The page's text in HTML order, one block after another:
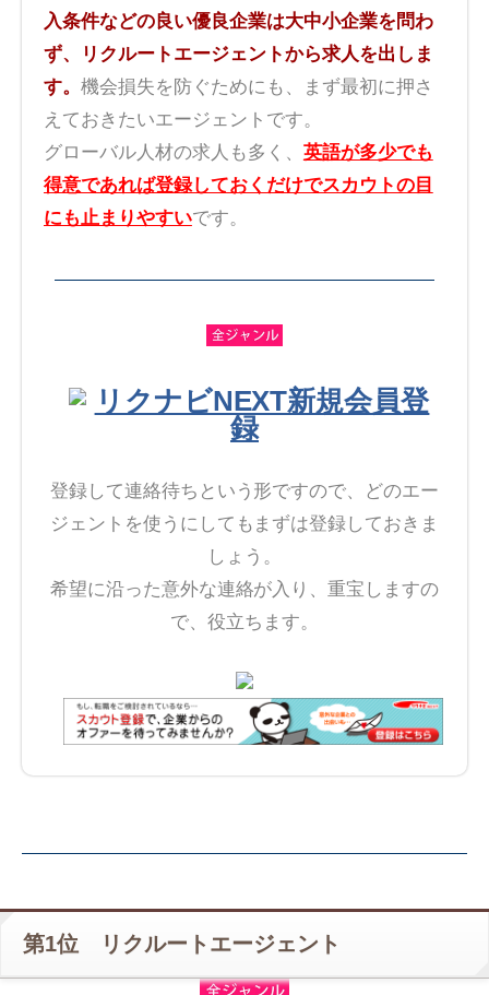
入条件などの良い優良企業は大中小企業を問わ
ず、リクルートエージェントから求人を出しま
す。 機会損失を防ぐためにも、まず最初に押さ
えておきたいエージェントです。
グローバル人材の求人も多く、 英語が多少でも
得意であれば登録しておくだけでスカウトの目
にも止まりやすいです。
リクナビNEXT新規会員登
録
登録して連絡待ちという形ですので、どのエー
ジェントを使うにしてもまずは登録しておきま
しょう。
希望に沿った意外な連絡が入り、重宝しますの
で、役立ちます。
第1位 リクルートエージェント